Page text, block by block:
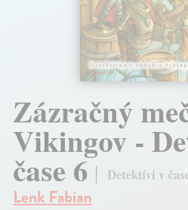
Zázračný
Vikingov -
čase 6 Detektívi v
Lenk Fabian